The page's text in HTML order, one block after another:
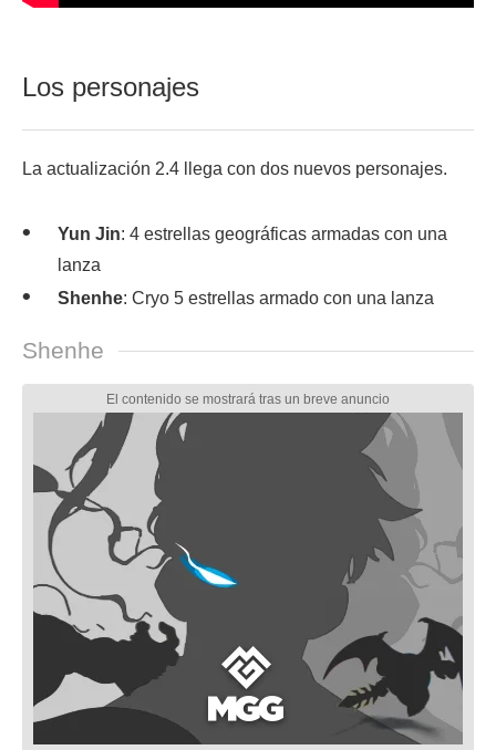
Los personajes
La actualización 2.4 llega con dos nuevos personajes.
Yun Jin: 4 estrellas geográficas armadas con una
lanza
Shenhe: Cryo 5 estrellas armado con una lanza
Shenhe